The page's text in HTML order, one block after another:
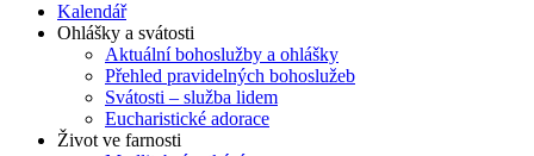
Kalendář
Ohlášky a svátosti
Aktuální bohoslužby a ohlášky
Přehled pravidelných bohoslužeb
Svátosti – služba lidem
Eucharistické adorace
Život ve farnosti